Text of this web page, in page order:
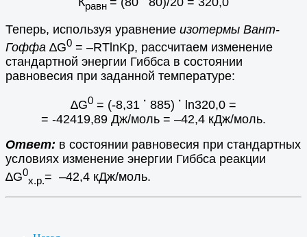
равн
Теперь, используя уравнение изотермы Вант-
Гоффа ∆G0 = –RTlnKp, рассчитаем изменение
стандартной энергии Гиббса в состоянии
равновесия при заданной температуре:
∆G0 = (-8,31 · 885) · ln320,0 =
= -42419,89 Дж/моль = –42,4 кДж/моль.
Ответ: в состоянии равновесия при стандартных
условиях изменение энергии Гиббса реакции
∆G0
х.р. = –42,4 кДж/моль.